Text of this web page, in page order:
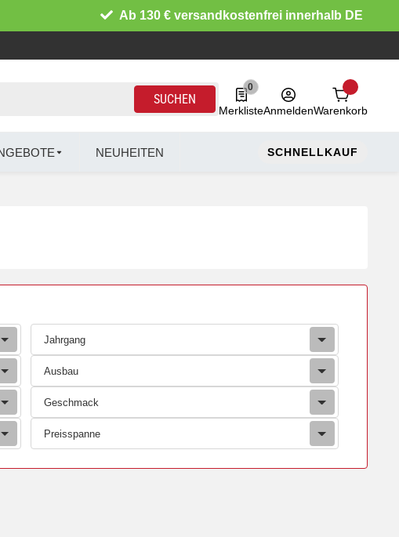
Ab 130 € versandkostenfrei innerhalb DE
SUCHEN
0
0 Produkte in der Liste
MerklisteAnmeldenWarenkorb
NEUHEITEN SCHNELLKAUF
Jahrgang
Ausbau
Geschmack
Preisspanne